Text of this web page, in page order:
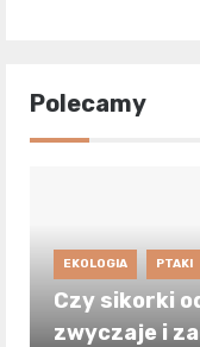
Polecamy
EKOLOGIA PTAKI
Czy sikorki
zwyczaje i